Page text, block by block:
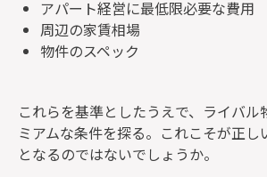
アパート経営に最低限必要な費用
周辺の家賃相場
物件のスペック
これらを基準としたうえで、ライバル
ミアムな条件を探る。これこそが正し
となるのではないでしょうか。